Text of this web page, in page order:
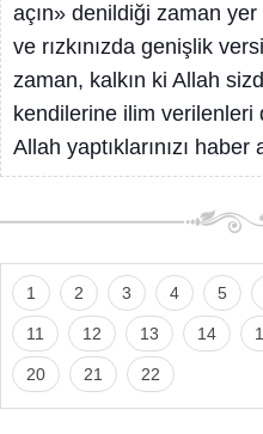
açın» denildiği zaman
ve rızkınızda genişlik
zaman, kalkın ki Allah
kendilerine ilim verilenleri
Allah yaptıklarınızı haber
1 2 3 4 5
11 12 13 14
20 21 22